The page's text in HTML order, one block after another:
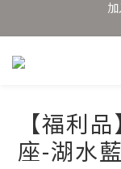
加
【福利
座-湖水